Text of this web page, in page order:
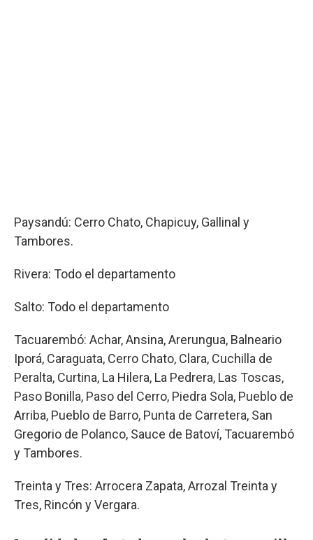
Paysandú: Cerro Chato, Chapicuy, Gallinal y
Tambores.
Rivera: Todo el departamento
Salto: Todo el departamento
Tacuarembó: Achar, Ansina, Arerungua, Balneario
Iporá, Caraguata, Cerro Chato, Clara, Cuchilla de
Peralta, Curtina, La Hilera, La Pedrera, Las Toscas,
Paso Bonilla, Paso del Cerro, Piedra Sola, Pueblo de
Arriba, Pueblo de Barro, Punta de Carretera, San
Gregorio de Polanco, Sauce de Batoví, Tacuarembó
y Tambores.
Treinta y Tres: Arrocera Zapata, Arrozal Treinta y
Tres, Rincón y Vergara.